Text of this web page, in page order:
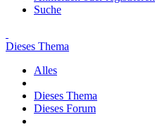
Suche
Dieses Thema
Alles
Dieses Thema
Dieses Forum